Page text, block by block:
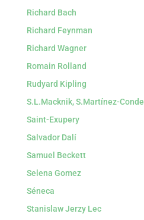
Richard Bach
Richard Feynman
Richard Wagner
Romain Rolland
Rudyard Kipling
S.L.Macknik, S.Martínez-Conde
Saint-Exupery
Salvador Dalí
Samuel Beckett
Selena Gomez
Séneca
Stanislaw Jerzy Lec